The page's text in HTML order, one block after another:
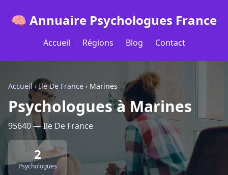
🧠 Annuaire Psychologues France
Accueil Régions Blog Contact
Accueil› Ile De France › Marines
Psychologues à Marines
95640 — Ile De France
2
Psychologues